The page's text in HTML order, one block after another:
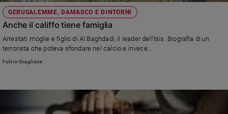
GERUSALEMME, DAMASCO E DINTORNI
Anche il califfo tiene famiglia
Arrestati moglie e figlio di Al Baghdadi, il leader dell'Isis. Biografia di un
terrorista che poteva sfondare nel calcio e invece...
Fulvio Scaglione